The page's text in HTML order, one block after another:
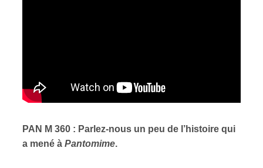
PAN M 360 : Parlez-nous un peu de l’histoire qui
a mené à Pantomime.